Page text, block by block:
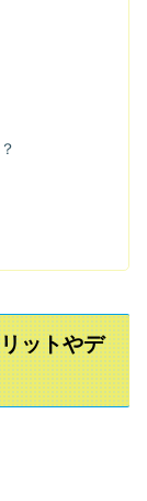
ットやデ